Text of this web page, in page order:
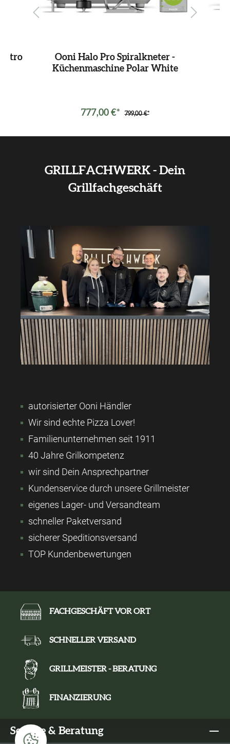
Ooni Halo Pro Spiralkneter -
Küchenmaschine Polar White
777,00 €* 799,00 €*
GRILLFACHWERK - Dein
Grillfachgeschäft
autorisierter Ooni Händler
Wir sind echte Pizza Lover!
Familienunternehmen seit 1911
40 Jahre Grilkompetenz
wir sind Dein Ansprechpartner
Kundenservice durch unsere Grillmeister
eigenes Lager- und Versandteam
schneller Paketversand
sicherer Speditionsversand
TOP Kundenbewertungen
FACHGESCHÄFT VOR ORT
SCHNELLER VERSAND
GRILLMEISTER - BERATUNG
FINANZIERUNG
Service & Beratung